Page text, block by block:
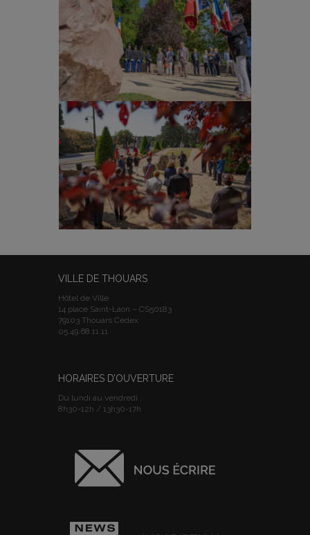
VILLE DE THOUARS
Hôtel de Ville
14 place Saint-Laon – CS50183
79103 Thouars Cedex
05.49.68.11.11
HORAIRES D’OUVERTURE
Du lundi au vendredi :
8h30-12h / 13h30-17h